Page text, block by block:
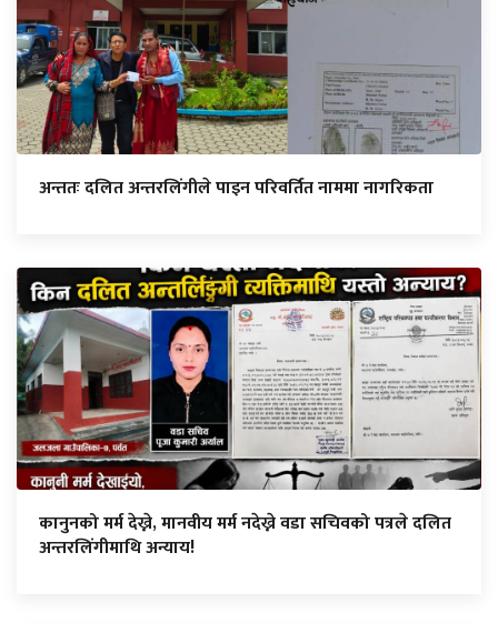
अन्ततः दलित अन्तरलिंगीले पाइन परिवर्तित नाममा नागरिकता
कानुनको मर्म देख्ने, मानवीय मर्म नदेख्ने वडा सचिवको पत्रले दलित
अन्तरलिंगीमाथि अन्याय!